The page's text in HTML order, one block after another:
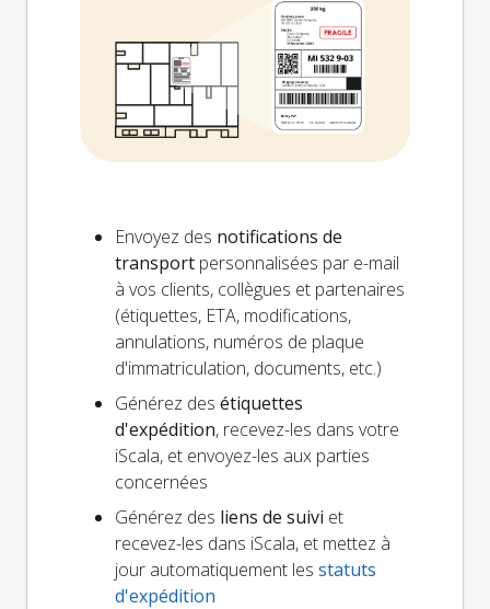
Envoyez des notifications de
transport personnalisées par e-mail
à vos clients, collègues et partenaires
(étiquettes, ETA, modifications,
annulations, numéros de plaque
d'immatriculation, documents, etc.)
Générez des étiquettes
d'expédition, recevez-les dans votre
iScala, et envoyez-les aux parties
concernées
Générez des liens de suivi et
recevez-les dans iScala, et mettez à
jour automatiquement les statuts
d'expédition